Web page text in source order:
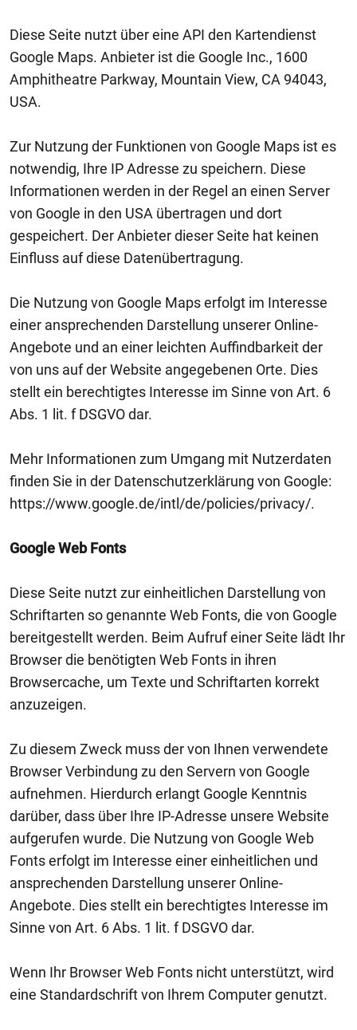
Diese Seite nutzt über eine API den Kartendienst
Google Maps. Anbieter ist die Google Inc., 1600
Amphitheatre Parkway, Mountain View, CA 94043,
USA.
Zur Nutzung der Funktionen von Google Maps ist es
notwendig, Ihre IP Adresse zu speichern. Diese
Informationen werden in der Regel an einen Server
von Google in den USA übertragen und dort
gespeichert. Der Anbieter dieser Seite hat keinen
Einfluss auf diese Datenübertragung.
Die Nutzung von Google Maps erfolgt im Interesse
einer ansprechenden Darstellung unserer Online-
Angebote und an einer leichten Auffindbarkeit der
von uns auf der Website angegebenen Orte. Dies
stellt ein berechtigtes Interesse im Sinne von Art. 6
Abs. 1 lit. f DSGVO dar.
Mehr Informationen zum Umgang mit Nutzerdaten
finden Sie in der Datenschutzerklärung von Google:
https://www.google.de/intl/de/policies/privacy/.
Google Web Fonts
Diese Seite nutzt zur einheitlichen Darstellung von
Schriftarten so genannte Web Fonts, die von Google
bereitgestellt werden. Beim Aufruf einer Seite lädt Ihr
Browser die benötigten Web Fonts in ihren
Browsercache, um Texte und Schriftarten korrekt
anzuzeigen.
Zu diesem Zweck muss der von Ihnen verwendete
Browser Verbindung zu den Servern von Google
aufnehmen. Hierdurch erlangt Google Kenntnis
darüber, dass über Ihre IP-Adresse unsere Website
aufgerufen wurde. Die Nutzung von Google Web
Fonts erfolgt im Interesse einer einheitlichen und
ansprechenden Darstellung unserer Online-
Angebote. Dies stellt ein berechtigtes Interesse im
Sinne von Art. 6 Abs. 1 lit. f DSGVO dar.
Wenn Ihr Browser Web Fonts nicht unterstützt, wird
eine Standardschrift von Ihrem Computer genutzt.